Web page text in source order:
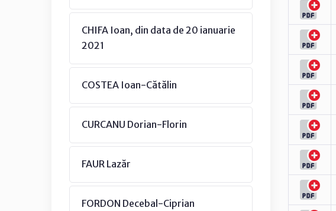
CHIFA Ioan, din data de 20 ianuarie
2021
COSTEA Ioan-Cătălin
CURCANU Dorian-Florin
FAUR Lazăr
FORDON Decebal-Ciprian